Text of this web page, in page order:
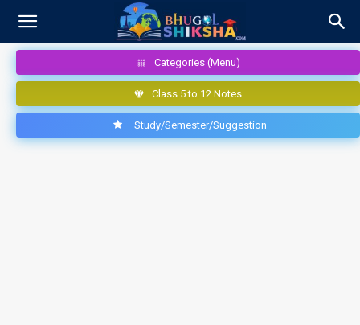
Categories (Menu)
Class 5 to 12 Notes
Study/Semester/Suggestion